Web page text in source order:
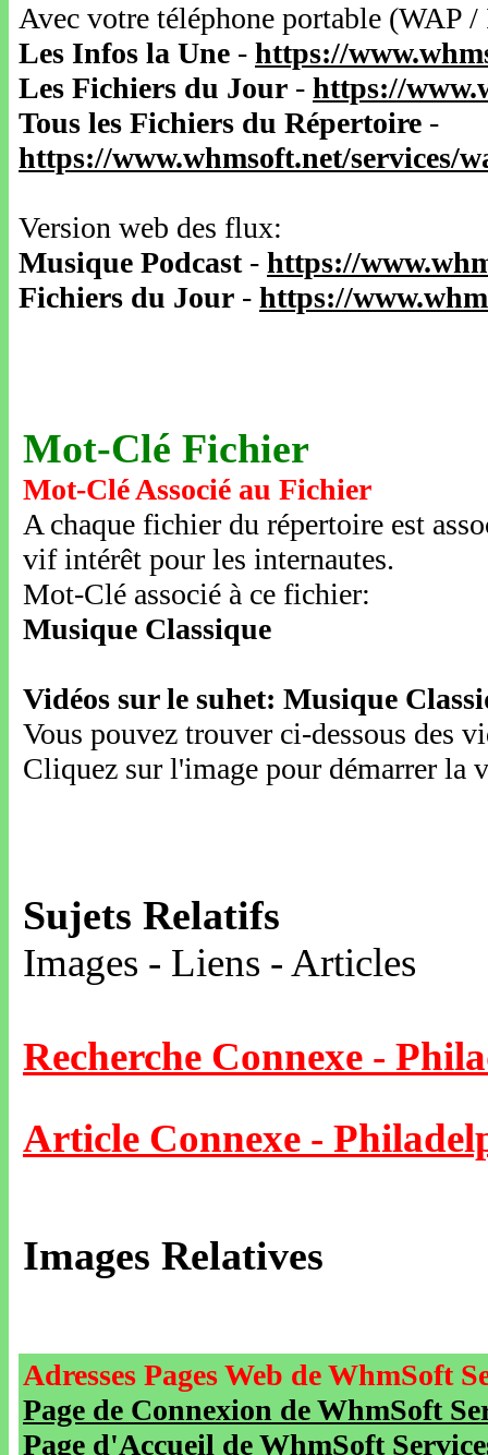
Avec votre téléphone portable
Les Infos la Une - https://
Les Fichiers du Jour - https://
Tous les Fichiers du Répertoire -
https://www.whmsoft.net/services/
Version web des flux:
Musique Podcast- https://
Fichiers du Jour - https://
Mot-Clé Fichier
Mot-Clé Associé au Fichier
A chaque fichier du répertoire est
vif intérêt pour les internautes.
Mot-Clé associé à ce fichier:
Musique Classique
Vidéos sur le suhet: Musique
Vous pouvez trouver ci-dessous des
Cliquez sur l'image pour démarrer la
Sujets Relatifs
Images - Liens - Articles
Recherche Connexe -
Article Connexe -
Images Relatives
Adresses Pages Web de WhmSoft
Page de Connexion de WhmSoft
Page d'Accueil de WhmSoft